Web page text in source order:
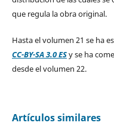
que regula la obra original.
Hasta el volumen 21 se ha
CC-BY-SA 3.0 ESy se ha
desde el volumen 22.
Artículos similares